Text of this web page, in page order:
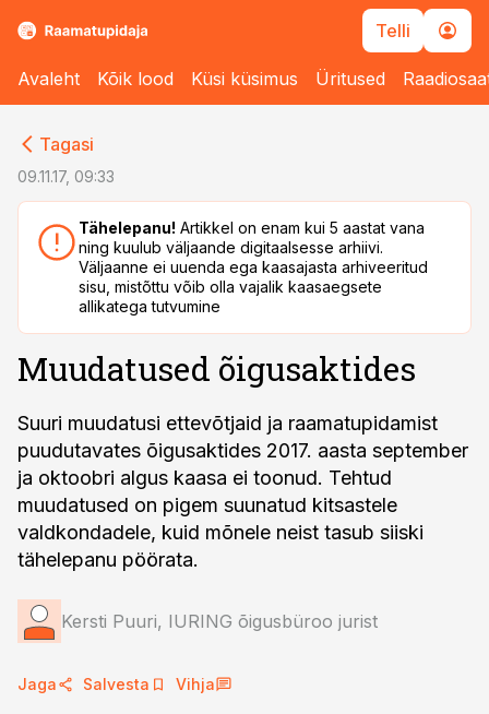
Telli
Avaleht Kõik lood Küsi küsimus Üritused
Tagasi
09.11.17, 09:33
Tähelepanu! Artikkel on enam kui 5 aastat vana
ning kuulub väljaande digitaalsesse arhiivi.
Väljaanne ei uuenda ega kaasajasta arhiveeritud
sisu, mistõttu võib olla vajalik kaasaegsete
allikatega tutvumine
Muudatused õigusaktides
Suuri muudatusi ettevõtjaid ja raamatupidamist
puudutavates õigusaktides 2017. aasta september
ja oktoobri algus kaasa ei toonud. Tehtud
muudatused on pigem suunatud kitsastele
valdkondadele, kuid mõnele neist tasub siiski
tähelepanu pöörata.
Kersti Puuri, IURING õigusbüroo jurist
Jaga Salvesta Vihja